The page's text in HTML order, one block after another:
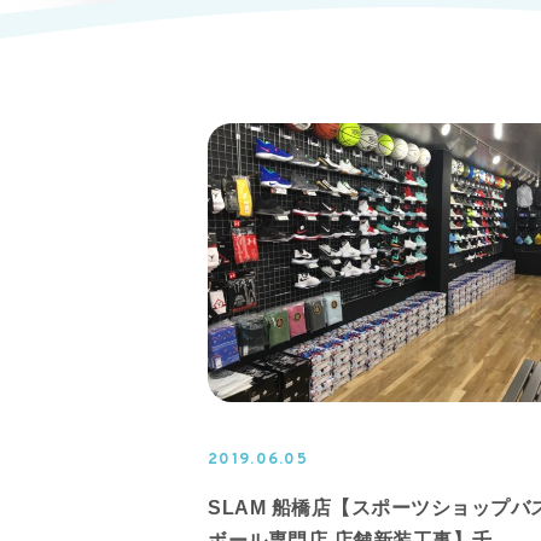
2019.06.05
SLAM 船橋店【スポーツショップバ